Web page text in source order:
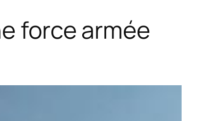
force armée